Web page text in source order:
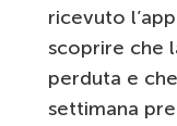
ricevuto
scoprire che
perduta e
settimana